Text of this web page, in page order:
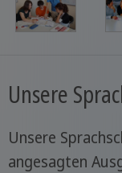
Unsere
Unsere
angesagten